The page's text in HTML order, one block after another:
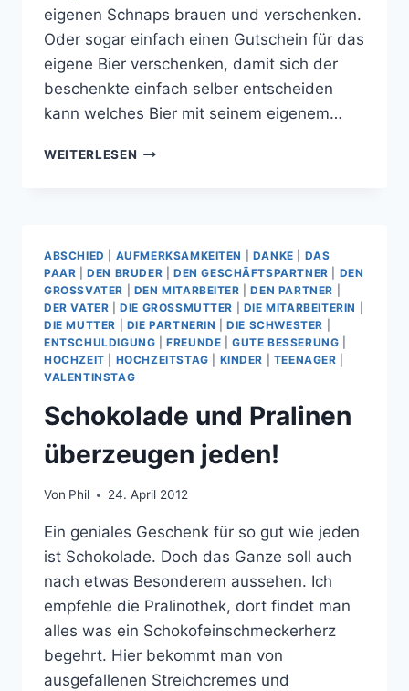
eigenen Schnaps brauen und verschenken.
Oder sogar einfach einen Gutschein für das
eigene Bier verschenken, damit sich der
beschenkte einfach selber entscheiden
kann welches Bier mit seinem eigenem…
WEITERLESEN DEIN
ABSCHIED AUFMERKSAMKEITEN DANKE
DAS
PAAR |DEN BRUDER DEN GESCHÄFTSPARTNER
DEN
GROSSVATER
DEN MITARBEITER |DEN PARTNER
DER VATER |DIE GROSSMUTTER DIE MITARBEITERIN
DIE MUTTER
DIE PARTNERIN |DIE SCHWESTER
ENTSCHULDIGUNG |FREUNDE |GUTE BESSERUNG
HOCHZEIT
HOCHZEITSTAG KINDER TEENAGER
VALENTINSTAG
Schokolade und Pralinen
überzeugen jeden!
Von Phil 24. April 2012
Ein geniales Geschenk für so gut wie jeden
ist Schokolade. Doch das Ganze soll auch
nach etwas Besonderem aussehen. Ich
empfehle die Pralinothek, dort findet man
alles was ein Schokofeinschmeckerherz
begehrt. Hier bekommt man von
ausgefallenen Streichcremes und